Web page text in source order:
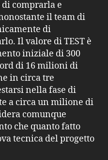
comprarla e
il team di
di
Il valore di TEST è
iniziale di 300
di 16 milioni di
in circa tre
nella fase di
a circa un milione di
comunque
che quanto fatto
tecnica del progetto